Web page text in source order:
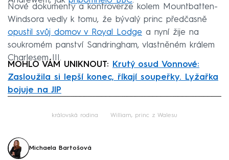
Nové dokumenty a kontroverze kolem Mountbatten-
Windsora vedly k tomu, že bývalý princ předčasně
opustil svůj domov v Royal Lodge a nyní žije na
soukromém panství Sandringham, vlastněném králem
Charlesem III.
MOHLO VÁM UNIKNOUT:
Krutý osud Vonnové:
Zasloužila si lepší konec, říkají soupeřky. Lyžařka
bojuje na JIP
královská rodina William, princ z Walesu
Michaela Bartošová